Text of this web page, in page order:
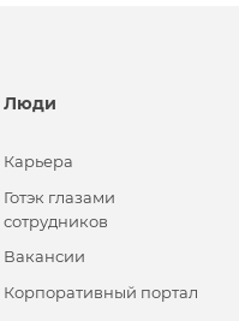
Люди
Карьера
Готэк глазами
сотрудников
Вакансии
Корпоративный портал